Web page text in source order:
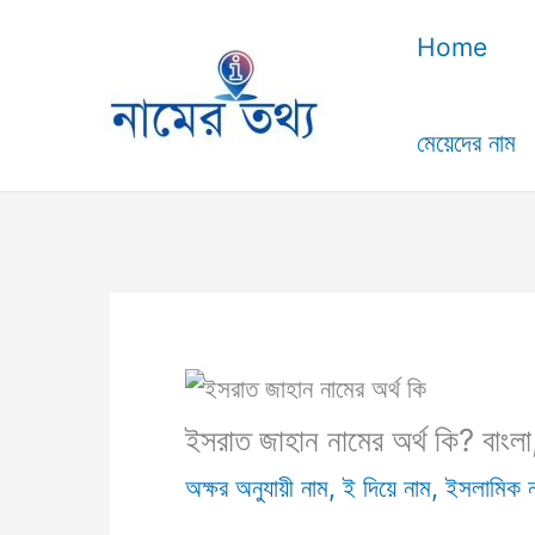
Home
মেয়েদের নাম
ইসরাত জাহান নামের অর্থ কি?
অক্ষর অনুযায়ী নাম,ই দিয়ে নাম,ইসলামিক